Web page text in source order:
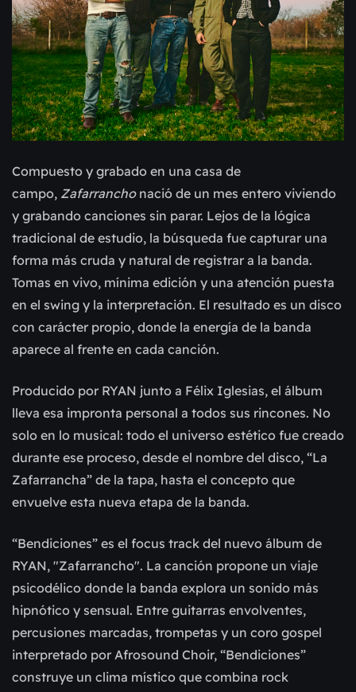
Compuesto y grabado en una casa de
campo, Zafarranchonació de un mes entero viviendo
y grabando canciones sin parar. Lejos de la lógica
tradicional de estudio, la búsqueda fue capturar una
forma más cruda y natural de registrar a la banda.
Tomas en vivo, mínima edición y una atención puesta
en el swing y la interpretación. El resultado es un disco
con carácter propio, donde la energía de la banda
aparece al frente en cada canción.
Producido por RYAN junto a Félix Iglesias, el álbum
lleva esa impronta personal a todos sus rincones. No
solo en lo musical: todo el universo estético fue creado
durante ese proceso, desde el nombre del disco, “La
Zafarrancha” de la tapa, hasta el concepto que
envuelve esta nueva etapa de la banda.
“Bendiciones” es el focus track del nuevo álbum de
RYAN, "Zafarrancho". La canción propone un viaje
psicodélico donde la banda explora un sonido más
hipnótico y sensual. Entre guitarras envolventes,
percusiones marcadas, trompetas y un coro gospel
interpretado por Afrosound Choir, “Bendiciones”
construye un clima místico que combina rock